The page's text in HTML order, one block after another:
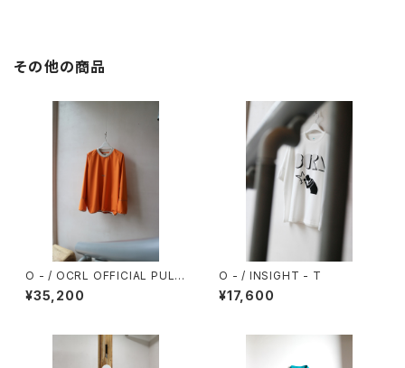
その他の商品
O - / OCRL OFFICIAL PULL
OVER
¥35,200
O - / INSIGHT - T
¥17,600